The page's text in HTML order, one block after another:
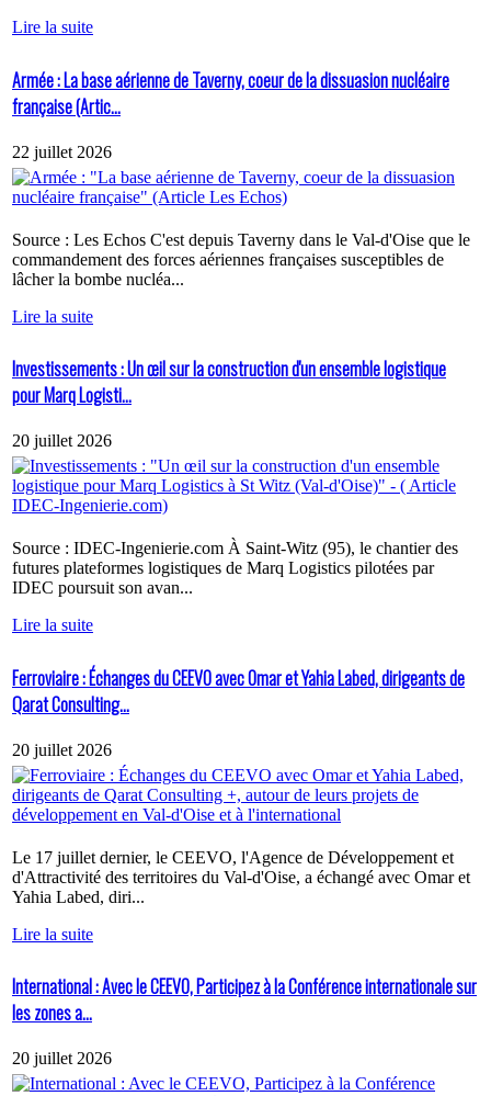
Lire la suite
Armée : La base aérienne de Taverny, coeur de la dissuasion nucléaire
française (Artic...
22 juillet 2026
Source : Les Echos C'est depuis Taverny dans le Val-d'Oise que le
commandement des forces aériennes françaises susceptibles de
lâcher la bombe nucléa...
Lire la suite
Investissements : Un œil sur la construction d'un ensemble logistique
pour Marq Logisti...
20 juillet 2026
Source : IDEC-Ingenierie.com À Saint-Witz (95), le chantier des
futures plateformes logistiques de Marq Logistics pilotées par
IDEC poursuit son avan...
Lire la suite
Ferroviaire : Échanges du CEEVO avec Omar et Yahia Labed, dirigeants de
Qarat Consulting...
20 juillet 2026
Le 17 juillet dernier, le CEEVO, l'Agence de Développement et
d'Attractivité des territoires du Val-d'Oise, a échangé avec Omar et
Yahia Labed, diri...
Lire la suite
International : Avec le CEEVO, Participez à la Conférence internationale sur
les zones a...
20 juillet 2026